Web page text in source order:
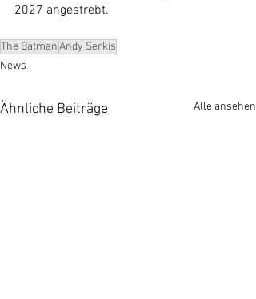
2027 angestrebt.
The BatmanAndy Serkis
News
Ähnliche Beiträge Alle ansehen